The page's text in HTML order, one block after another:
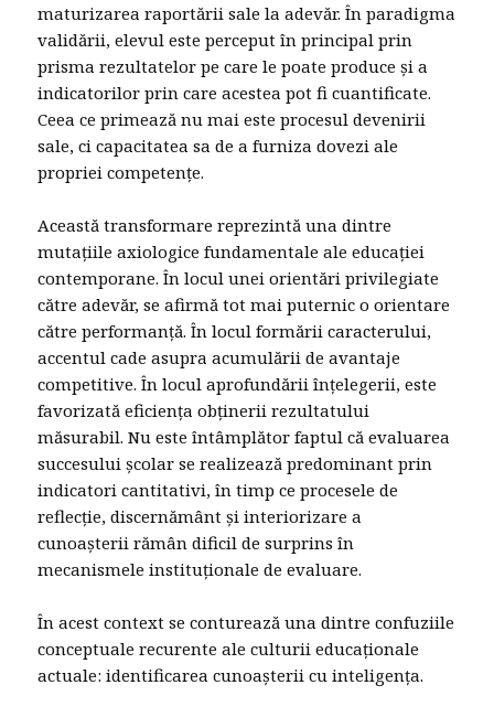
maturizarea raportării sale la adevăr. În paradigma
validării, elevul este perceput în principal prin
prisma rezultatelor pe care le poate produce și a
indicatorilor prin care acestea pot fi cuantificate.
Ceea ce primează nu mai este procesul devenirii
sale, ci capacitatea sa de a furniza dovezi ale
propriei competențe.
Această transformare reprezintă una dintre
mutațiile axiologice fundamentale ale educației
contemporane. În locul unei orientări privilegiate
către adevăr, se afirmă tot mai puternic o orientare
către performanță. În locul formării caracterului,
accentul cade asupra acumulării de avantaje
competitive. În locul aprofundării înțelegerii, este
favorizată eficiența obținerii rezultatului
măsurabil. Nu este întâmplător faptul că evaluarea
succesului școlar se realizează predominant prin
indicatori cantitativi, în timp ce procesele de
reflecție, discernământ și interiorizare a
cunoașterii rămân dificil de surprins în
mecanismele instituționale de evaluare.
În acest context se conturează una dintre confuziile
conceptuale recurente ale culturii educaționale
actuale: identificarea cunoașterii cu inteligența.